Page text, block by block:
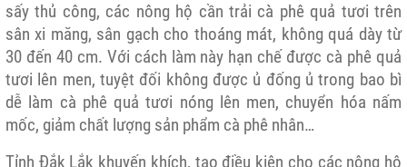
sấy thủ công, các nông hộ cần trải cà phê quả tươi trên
sân xi măng, sân gạch cho thoáng mát, không quá dày từ
30 đến 40 cm. Với cách làm này hạn chế được cà phê quả
tươi lên men, tuyệt đối không được ủ đống ủ trong bao bì
dễ làm cà phê quả tươi nóng lên men, chuyển hóa nấm
mốc, giảm chất lượng sản phẩm cà phê nhân…
Tỉnh Đắk Lắk khuyến khích, tạo điều kiện cho các nông hộ